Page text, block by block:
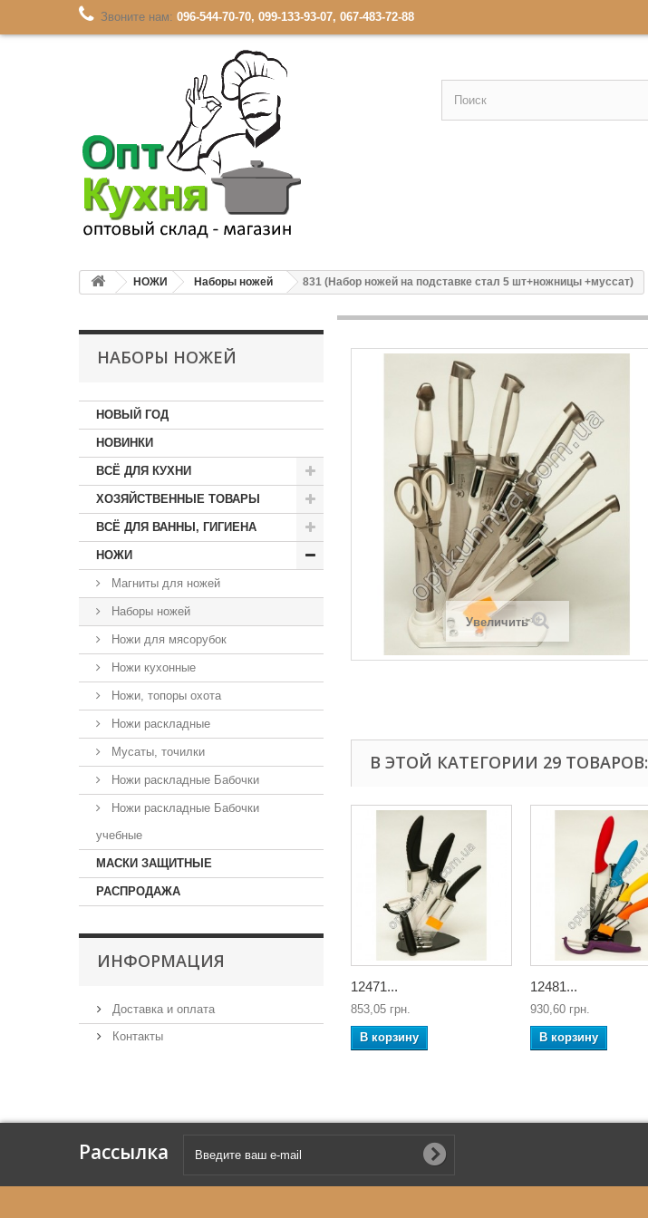
Звоните нам: 096-544-70-70, 099-133-93-07, 067-483-72-88
НОЖИ Наборы ножей 831 (Набор ножей на подставке стал 5 шт+ножницы +муссат)
НАБОРЫ НОЖЕЙ
НОВЫЙ ГОД
НОВИНКИ
ВСЁ ДЛЯ КУХНИ
ХОЗЯЙСТВЕННЫЕ ТОВАРЫ
ВСЁ ДЛЯ ВАННЫ, ГИГИЕНА
НОЖИ
Магниты для ножей
Наборы ножей
Ножи для мясорубок
Ножи кухонные
Ножи, топоры охота
Ножи раскладные
Мусаты, точилки
Ножи раскладные Бабочки
Ножи раскладные Бабочки
учебные
МАСКИ ЗАЩИТНЫЕ
РАСПРОДАЖА
ИНФОРМАЦИЯ
Доставка и оплата
Контакты
Увеличить
В ЭТОЙ КАТЕГОРИИ 29 ТОВАРОВ:
12471...
853,05 грн.
В корзину
12481...
930,60 грн.
В корзину
Рассылка